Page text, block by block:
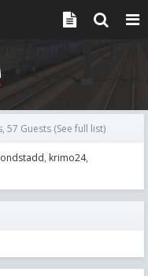
57 Guests (See full list)
krimo24